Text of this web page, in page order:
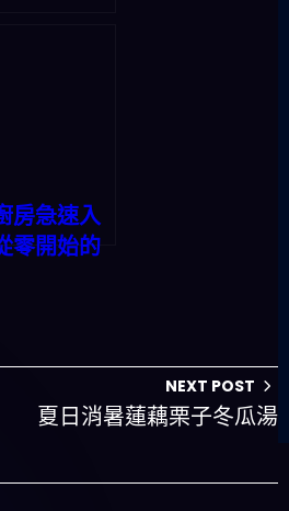
房急速入
零開始的
NEXT POST
夏日消暑蓮藕栗子冬瓜湯